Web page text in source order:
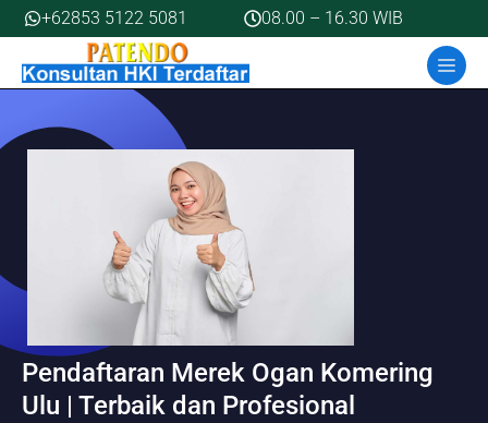
Skip
to
content
+62853 5122 5081 08.00 – 16.30 WIB
Pendaftaran Merek Ogan Komering
Ulu | Terbaik dan Profesional